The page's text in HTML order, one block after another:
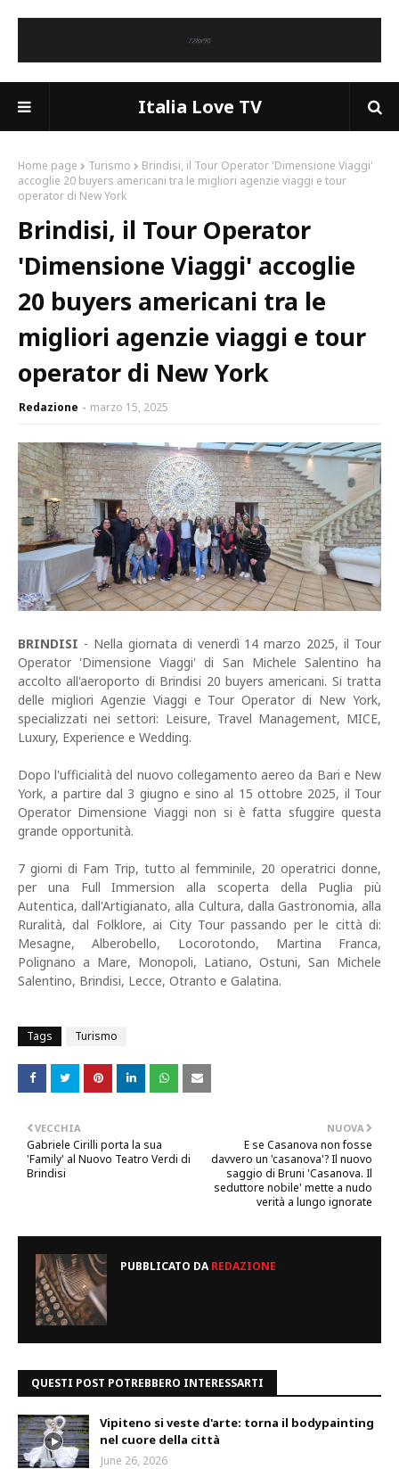
Italia Love TV
Home page Turismo
Brindisi, il Tour Operator 'Dimensione Viaggi'
accoglie 20 buyers americani tra le migliori agenzie viaggi e tour
operator di New York
Brindisi, il Tour Operator
'Dimensione Viaggi' accoglie
20 buyers americani tra le
migliori agenzie viaggi e tour
operator di New York
Redazione marzo 15, 2025
BRINDISI - Nella giornata di venerdì 14 marzo 2025, il Tour
Operator 'Dimensione Viaggi' di San Michele Salentino ha
accolto all'aeroporto di Brindisi 20 buyers americani. Si tratta
delle migliori Agenzie Viaggi e Tour Operator di New York,
specializzati nei settori: Leisure, Travel Management, MICE,
Luxury, Experience e Wedding.
Dopo l'ufficialità del nuovo collegamento aereo da Bari e New
York, a partire dal 3 giugno e sino al 15 ottobre 2025, il Tour
Operator Dimensione Viaggi non si è fatta sfuggire questa
grande opportunità.
7 giorni di Fam Trip, tutto al femminile, 20 operatrici donne,
per una Full Immersion alla scoperta della Puglia più
Autentica, dall'Artigianato, alla Cultura, dalla Gastronomia, alla
Ruralità, dal Folklore, ai City Tour passando per le città di:
Mesagne, Alberobello, Locorotondo, Martina Franca,
Polignano a Mare, Monopoli, Latiano, Ostuni, San Michele
Salentino, Brindisi, Lecce, Otranto e Galatina.
Tags Turismo
NUOVA
E se Casanova non fosse
davvero un 'casanova'? Il nuovo
saggio di Bruni 'Casanova. Il
seduttore nobile' mette a nudo
verità a lungo ignorate
VECCHIA
Gabriele Cirilli porta la sua
'Family' al Nuovo Teatro Verdi di
Brindisi
PUBBLICATO DAREDAZIONE
QUESTI POST POTREBBERO INTERESSARTI
Vipiteno si veste d'arte: torna il bodypainting
nel cuore della città
June 26, 2026